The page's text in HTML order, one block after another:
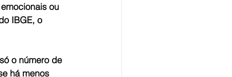
ou
IBGE, o
o número de
há menos